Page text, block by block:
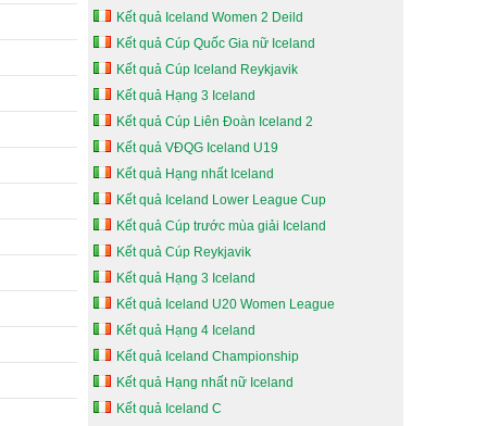
Kết quả Iceland Women 2 Deild
Kết quả Cúp Quốc Gia nữ Iceland
Kết quả Cúp Iceland Reykjavik
Kết quả Hạng 3 Iceland
Kết quả Cúp Liên Đoàn Iceland 2
Kết quả VĐQG Iceland U19
Kết quả Hạng nhất Iceland
Kết quả Iceland Lower League Cup
Kết quả Cúp trước mùa giải Iceland
Kết quả Cúp Reykjavik
Kết quả Hạng 3 Iceland
Kết quả Iceland U20 Women League
Kết quả Hạng 4 Iceland
Kết quả Iceland Championship
Kết quả Hạng nhất nữ Iceland
Kết quả Iceland C